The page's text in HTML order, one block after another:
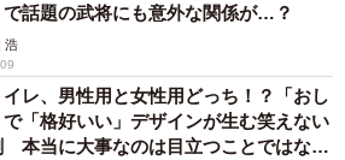
で話題の武将にも意外な関係が…？
浩
イレ、男性用と女性用どっち！？「おし
で「格好いい」デザインが生む笑えない
本当に大事なのは目立つことではな